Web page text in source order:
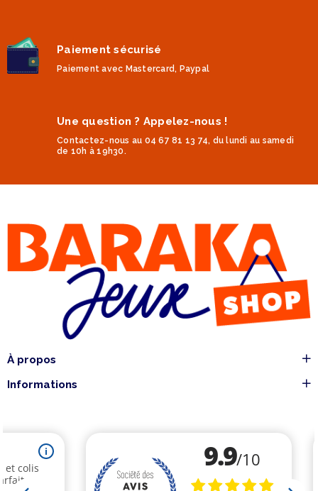
Paiement sécurisé
Paiement avec Mastercard, Paypal
Une question ? Appelez-nous !
Contactez-nous au 04 67 81 13 74, du lundi au samedi
de 10h à 19h30.
À propos
Informations